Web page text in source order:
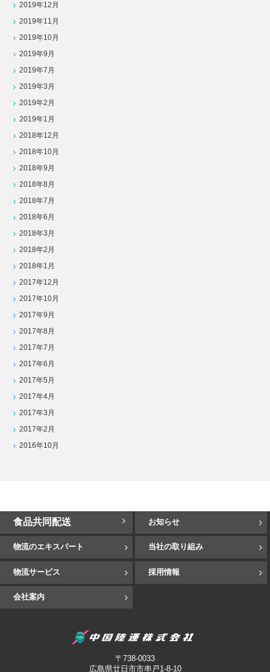
2019年12月
2019年11月
2019年10月
2019年9月
2019年7月
2019年3月
2019年2月
2019年1月
2018年12月
2018年10月
2018年9月
2018年8月
2018年7月
2018年6月
2018年3月
2018年2月
2018年1月
2017年12月
2017年10月
2017年9月
2017年8月
2017年7月
2017年6月
2017年5月
2017年4月
2017年3月
2017年2月
2016年10月
食品共同配送 お知らせ
物流のエキスパート 当社の取り組み
物流サービス 採用情報
会社案内
〒738-0033
広島県廿日市市串戸1-8-10